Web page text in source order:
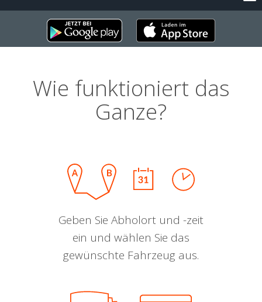
Wie funktioniert das
Ganze?
Geben Sie Abholort und -zeit
ein und wählen Sie das
gewünschte Fahrzeug aus.